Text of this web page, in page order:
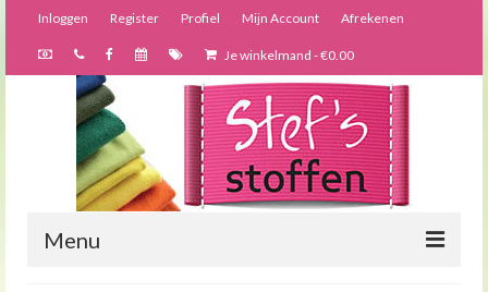
Inloggen Register Profiel Mijn Account Afrekenen
Je winkelmand -€0.00
Menu